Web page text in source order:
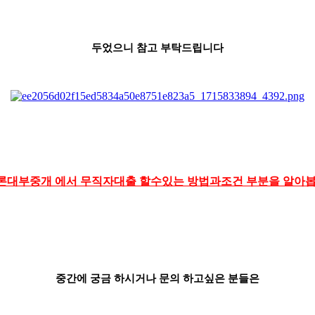
두었으니 참고 부탁드립니다
대부중개 에서 무직자대출 할수있는 방법과조건 부분을 알아
중간에 궁금 하시거나 문의 하고싶은 분들은